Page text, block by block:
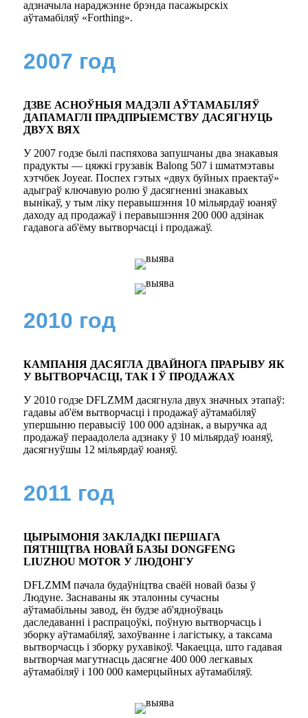
адзначыла нараджэнне брэнда пасажырскіх
аўтамабіляў «Forthing».
2007 год
ДЗВЕ АСНОЎНЫЯ МАДЭЛІ АЎТАМАБІЛЯЎ
ДАПАМАГЛІ ПРАДПРЫЕМСТВУ ДАСЯГНУЦЬ
ДВУХ ВЯХ
У 2007 годзе былі паспяхова запушчаны два знакавыя
прадукты — цяжкі грузавік Balong 507 і шматмэтавы
хэтчбек Joyear. Поспех гэтых «двух буйных праектаў»
адыграў ключавую ролю ў дасягненні знакавых
вынікаў, у тым ліку перавышэння 10 мільярдаў юаняў
даходу ад продажаў і перавышэння 200 000 адзінак
гадавога аб'ёму вытворчасці і продажаў.
2010 год
КАМПАНІЯ ДАСЯГЛА ДВАЙНОГА ПРАРЫВУ ЯК
У ВЫТВОРЧАСЦІ, ТАК І Ў ПРОДАЖАХ
У 2010 годзе DFLZMM дасягнула двух значных этапаў:
гадавы аб'ём вытворчасці і продажаў аўтамабіляў
упершыню перавысіў 100 000 адзінак, а выручка ад
продажаў пераадолела адзнаку ў 10 мільярдаў юаняў,
дасягнуўшы 12 мільярдаў юаняў.
2011 год
ЦЫРЫМОНІЯ ЗАКЛАДКІ ПЕРШАГА
ПЯТНІЦТВА НОВАЙ БАЗЫ DONGFENG
LIUZHOU MOTOR У ЛЮДОНГУ
DFLZMM пачала будаўніцтва сваёй новай базы ў
Людуне. Заснаваны як эталонны сучасны
аўтамабільны завод, ён будзе аб'ядноўваць
даследаванні і распрацоўкі, поўную вытворчасць і
зборку аўтамабіляў, захоўванне і лагістыку, а таксама
вытворчасць і зборку рухавікоў. Чакаецца, што гадавая
вытворчая магутнасць дасягне 400 000 легкавых
аўтамабіляў і 100 000 камерцыйных аўтамабіляў.